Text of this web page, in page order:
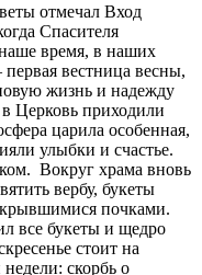
отмечал Вход
Спасителя
время, в наших
вестница весны,
жизнь и надежду
Церковь приходили
царила особенная,
улыбки и счастье.
Вокруг храма вновь
вербу, букеты
почками.
все букеты и щедро
стоит на
скорбь о